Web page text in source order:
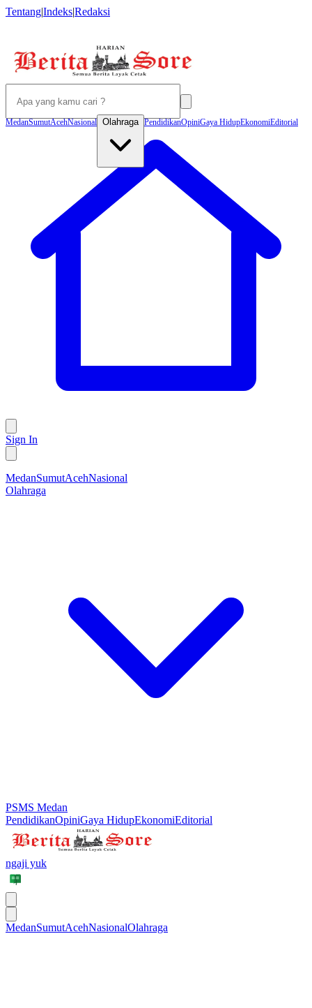
Tentang|Indeks|Redaksi
MedanSumutAcehNasional Olahraga PendidikanOpiniGaya HidupEkonomiEditorial
Sign In
MedanSumutAcehNasional
Olahraga
PSMS Medan
PendidikanOpiniGaya HidupEkonomiEditorial
ngaji yuk
MedanSumutAcehNasionalOlahraga